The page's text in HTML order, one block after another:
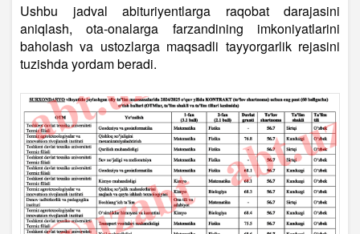
Ushbu jadval abituriyentlarga raqobat darajasini
aniqlash, ota-onalarga farzandining imkoniyatlarini
baholash va ustozlarga maqsadli tayyorgarlik rejasini
tuzishda yordam beradi.